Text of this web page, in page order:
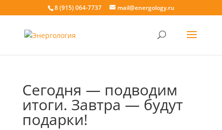
8 (915) 064-7737 mail@energology.ru
Сегодня — подводим
итоги. Завтра — будут
подарки!